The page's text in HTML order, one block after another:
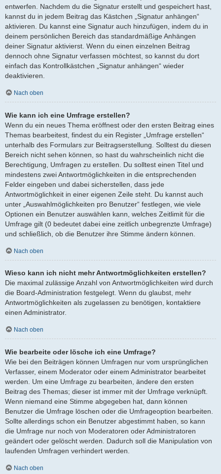
entwerfen. Nachdem du die Signatur erstellt und gespeichert hast,
kannst du in jedem Beitrag das Kästchen „Signatur anhängen“
aktivieren. Du kannst eine Signatur auch hinzufügen, indem du in
deinem persönlichen Bereich das standardmäßige Anhängen
deiner Signatur aktivierst. Wenn du einen einzelnen Beitrag
dennoch ohne Signatur verfassen möchtest, so kannst du dort
einfach das Kontrollkästchen „Signatur anhängen“ wieder
deaktivieren.
Nach oben
Wie kann ich eine Umfrage erstellen?
Wenn du ein neues Thema eröffnest oder den ersten Beitrag eines
Themas bearbeitest, findest du ein Register „Umfrage erstellen“
unterhalb des Formulars zur Beitragserstellung. Solltest du diesen
Bereich nicht sehen können, so hast du wahrscheinlich nicht die
Berechtigung, Umfragen zu erstellen. Du solltest einen Titel und
mindestens zwei Antwortmöglichkeiten in die entsprechenden
Felder eingeben und dabei sicherstellen, dass jede
Antwortmöglichkeit in einer eigenen Zeile steht. Du kannst auch
unter „Auswahlmöglichkeiten pro Benutzer“ festlegen, wie viele
Optionen ein Benutzer auswählen kann, welches Zeitlimit für die
Umfrage gilt (0 bedeutet dabei eine zeitlich unbegrenzte Umfrage)
und schließlich, ob die Benutzer ihre Stimme ändern können.
Nach oben
Wieso kann ich nicht mehr Antwortmöglichkeiten erstellen?
Die maximal zulässige Anzahl von Antwortmöglichkeiten wird durch
die Board-Administration festgelegt. Wenn du glaubst, mehr
Antwortmöglichkeiten als zugelassen zu benötigen, kontaktiere
einen Administrator.
Nach oben
Wie bearbeite oder lösche ich eine Umfrage?
Wie bei den Beiträgen können Umfragen nur vom ursprünglichen
Verfasser, einem Moderator oder einem Administrator bearbeitet
werden. Um eine Umfrage zu bearbeiten, ändere den ersten
Beitrag des Themas; dieser ist immer mit der Umfrage verknüpft.
Wenn niemand eine Stimme abgegeben hat, dann können
Benutzer die Umfrage löschen oder die Umfrageoption bearbeiten.
Sollte allerdings schon ein Benutzer abgestimmt haben, so kann
die Umfrage nur noch von Moderatoren oder Administratoren
geändert oder gelöscht werden. Dadurch soll die Manipulation von
laufenden Umfragen verhindert werden.
Nach oben